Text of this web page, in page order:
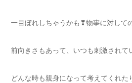
一目ぼれしちゃうかも❣物事に対して
前向きさもあって、いつも刺激されて
どんな時も親身になって考えてくれた